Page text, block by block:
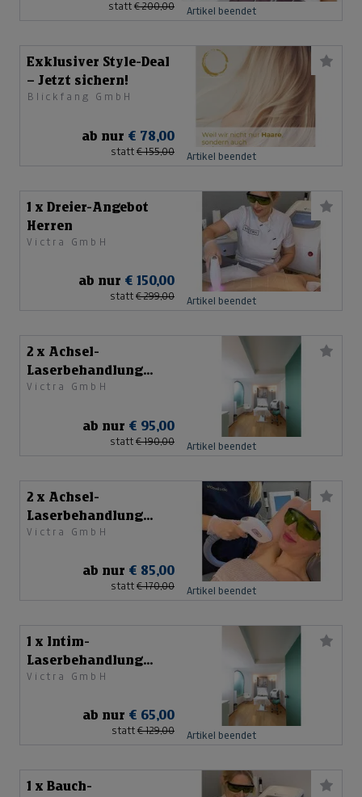
statt € 200,00 Artikel beendet
Exklusiver Style-Deal
– Jetzt sichern!
Blickfang GmbH
ab nur € 78,00
statt € 155,00 Artikel beendet
1 x Dreier-Angebot
Herren
Victra GmbH
ab nur € 150,00
statt € 299,00 Artikel beendet
2 x Achsel-
Laserbehandlung
Herren
Victra GmbH
ab nur € 95,00
statt € 190,00 Artikel beendet
2 x Achsel-
Laserbehandlung
Damen
Victra GmbH
ab nur € 85,00
statt € 170,00 Artikel beendet
1 x Intim-
Laserbehandlung
Herren
Victra GmbH
ab nur € 65,00
statt € 129,00 Artikel beendet
1 x Bauch-